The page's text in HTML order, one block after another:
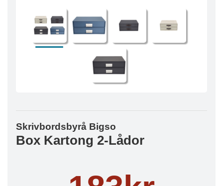
Skrivbordsbyrå Bigso
Box Kartong 2-Lådor